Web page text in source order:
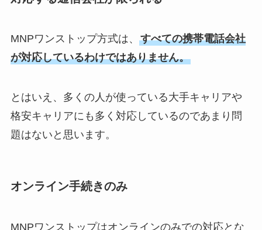
MNPワンストップ方式は、 すべての携帯電話会社
が対応しているわけではありません。
とはいえ、多くの人が使っている大手キャリアや
格安キャリアにも多く対応しているのであまり問
題はないと思います。
オンライン手続きのみ
MNPワンストップはオンラインのみでの対応とな